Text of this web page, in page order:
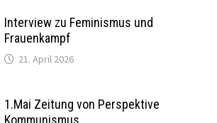
Interview zu Feminismus und
Frauenkampf
21. April 2026
1.Mai Zeitung von Perspektive
Kommunismus